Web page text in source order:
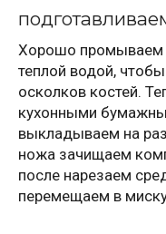
Хорошо промываем
теплой водой,
осколков костей.
кухонными
выкладываем на
ножа зачищаем
после нарезаем
перемещаем в